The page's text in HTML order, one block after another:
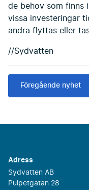
de behov som finns
vissa investeringar
andra flyttas eller
//Sydvatten
Föregående nyhet
Adress
Sydvatten AB
Pulpetgatan 28